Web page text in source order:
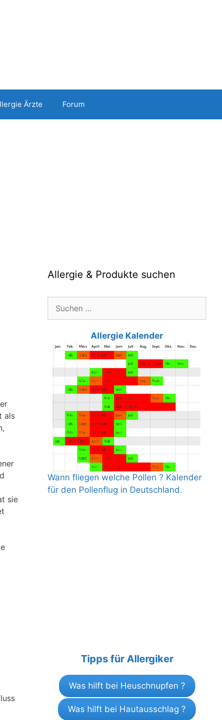
Ärzte Forum
als
sie
Allergie & Produkte suchen
Allergie Kalender
Wann fliegen welche Pollen ? Kalender
für den Pollenflug in Deutschland.
Tipps für Allergiker
Was hilft bei Heuschnupfen ?
Was hilft bei Hautausschlag ?